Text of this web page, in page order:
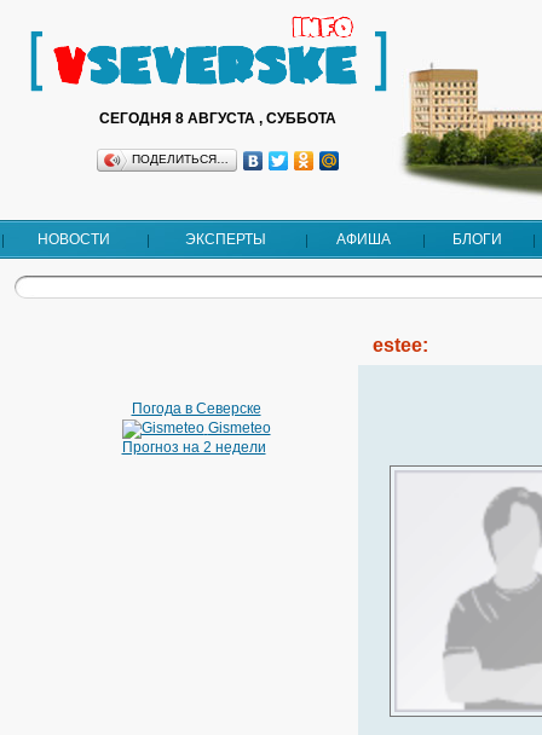
СЕГОДНЯ 8 АВГУСТА , СУББОТА
ПОДЕЛИТЬСЯ…
НОВОСТИ ЭКСПЕРТЫ АФИША БЛОГИ
Погода в Северске
Gismeteo
Прогноз на 2 недели
estee: